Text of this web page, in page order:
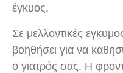
έγκυος.
Σε μελλοντικές
βοηθήσει για να
ο γιατρός σας. Η